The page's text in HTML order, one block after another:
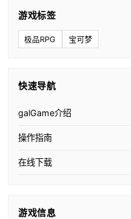
游戏标签
极品RPG 宝可梦
快速导航
galGame介绍
操作指南
在线下载
游戏信息